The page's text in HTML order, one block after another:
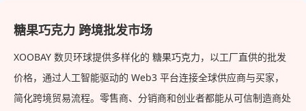
糖果巧克力 跨境批发市场
XOOBAY 数贝环球提供多样化的 糖果巧克力，以工厂直供的批发
价格，通过人工智能驱动的 Web3 平台连接全球供应商与买家，
简化跨境贸易流程。零售商、分销商和创业者都能从可信制造商处